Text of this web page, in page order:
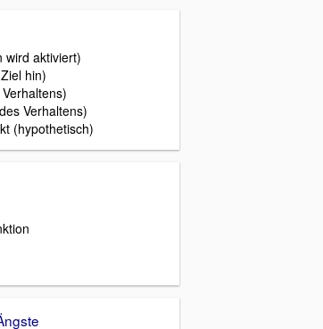
wird aktiviert)
hin)
Verhaltens)
(hypothetisch)